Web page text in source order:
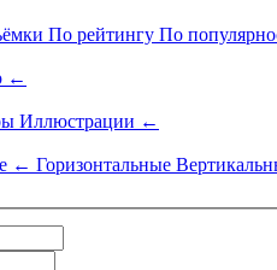
По рейтингу По
←
Иллюстрации ←
← Горизонтальные